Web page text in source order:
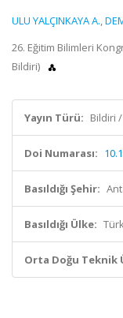
ULU YALÇINKAYA A.,
26. Eğitim Bilimleri
Bildiri)
Yayın Türü: Bildiri
Doi Numarası:
Basıldığı Şehir:
Basıldığı Ülke:
Orta Doğu Teknik